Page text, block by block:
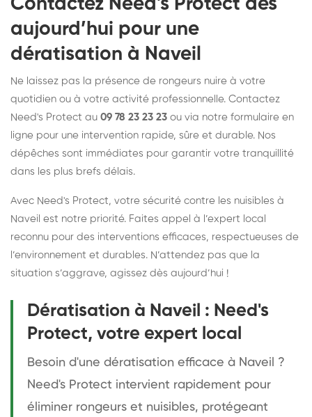
Contactez Need's Protect dès
aujourd’hui pour une
dératisation à Naveil
Ne laissez pas la présence de rongeurs nuire à votre
quotidien ou à votre activité professionnelle. Contactez
Need's Protect au 09 78 23 23 23 ou via notre formulaire en
ligne pour une intervention rapide, sûre et durable. Nos
dépêches sont immédiates pour garantir votre tranquillité
dans les plus brefs délais.
Avec Need's Protect, votre sécurité contre les nuisibles à
Naveil est notre priorité. Faites appel à l’expert local
reconnu pour des interventions efficaces, respectueuses de
l’environnement et durables. N’attendez pas que la
situation s’aggrave, agissez dès aujourd’hui !
Dératisation à Naveil : Need's
Protect, votre expert local
Besoin d'une dératisation efficace à Naveil ?
Need's Protect intervient rapidement pour
éliminer rongeurs et nuisibles, protégeant